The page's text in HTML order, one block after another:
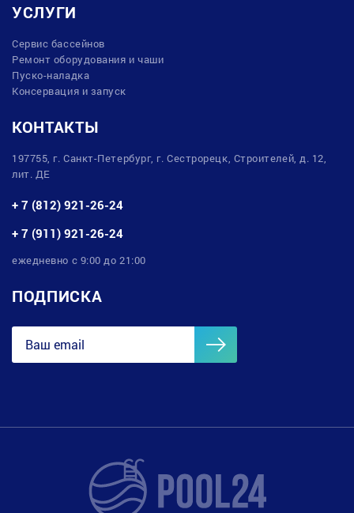
УСЛУГИ
Сервис бассейнов
Ремонт оборудования и чаши
Пуско-наладка
Консервация и запуск
КОНТАКТЫ
197755, г. Санкт-Петербург, г. Сестрорецк, Строителей, д. 12,
лит. ДЕ
+ 7 (812) 921-26-24
+ 7 (911) 921-26-24
ежедневно с 9:00 до 21:00
ПОДПИСКА